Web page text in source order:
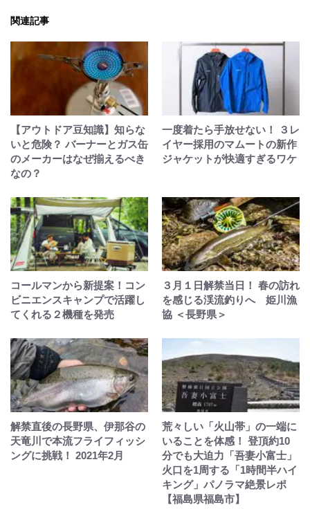
関連記事
【アウトドア豆知識】知らな
いと危険？ バーナーとガス缶
のメーカーはなぜ揃えるべき
なの？
一度着たら手放せない！ ３レ
イヤー採用のマムートの新作
ジャケットが快適すぎるワケ
コールマンから新提案！コン
ビニエンスキャンプで活躍し
てくれる２機種を発売
３月１日解禁当日！ 春の訪れ
を感じる渓流釣りへ 姫川漁
協 ＜長野県＞
解禁直後の長野県、伊那谷の
天竜川で本流フライフィッシ
ングに挑戦！ 2021年2月
荒々しい「火山帯」の一端に
いることを体感！ 登頂約10
分でも大迫力「吾妻小富士」
火口を1周する「1時間半ハイ
キング」パノラマ絶景レポ
【福島県福島市】